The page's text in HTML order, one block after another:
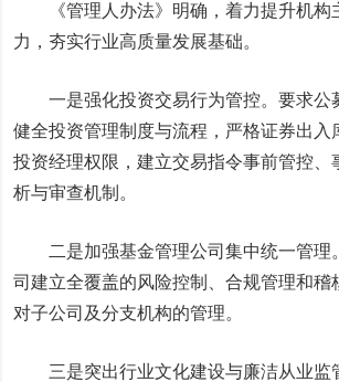
《管理人办法》明确，着力提升机构
力，夯实行业高质量发展基础。
一是强化投资交易行为管控。要求公
健全投资管理制度与流程，严格证券出入
投资经理权限，建立交易指令事前管控、
析与审查机制。
二是加强基金管理公司集中统一管理
司建立全覆盖的风险控制、合规管理和稽
对子公司及分支机构的管理。
三是突出行业文化建设与廉洁从业监